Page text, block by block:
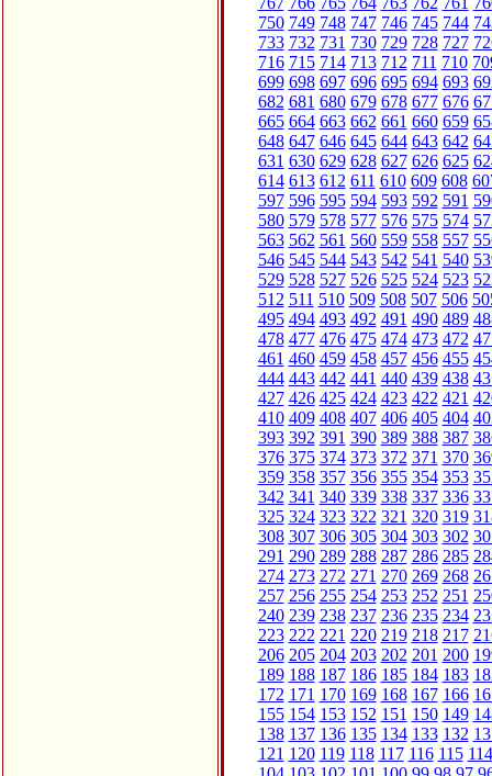
750 749 748 747 746 745 744
733 732 731 730 729 728 727
716 715 714 713 712 711 710
699 698 697 696 695 694 693
682 681 680 679 678 677 676
665 664 663 662 661 660 659
648 647 646 645 644 643 642
631 630 629 628 627 626 625
614 613 612 611 610 609 608
597 596 595 594 593 592 591
580 579 578 577 576 575 574
563 562 561 560 559 558 557
546 545 544 543 542 541 540
529 528 527 526 525 524 523
512 511 510 509 508 507 506
495 494 493 492 491 490 489
478 477 476 475 474 473 472
461 460 459 458 457 456 455
444 443 442 441 440 439 438
427 426 425 424 423 422 421
410 409 408 407 406 405 404
393 392 391 390 389 388 387
376 375 374 373 372 371 370
359 358 357 356 355 354 353
342 341 340 339 338 337 336
325 324 323 322 321 320 319
308 307 306 305 304 303 302
291 290 289 288 287 286 285
274 273 272 271 270 269 268
257 256 255 254 253 252 251
240 239 238 237 236 235 234
223 222 221 220 219 218 217
206 205 204 203 202 201 200
189 188 187 186 185 184 183
172 171 170 169 168 167 166
155 154 153 152 151 150 149
138 137 136 135 134 133 132
121 120 119 118 117 116 115 114